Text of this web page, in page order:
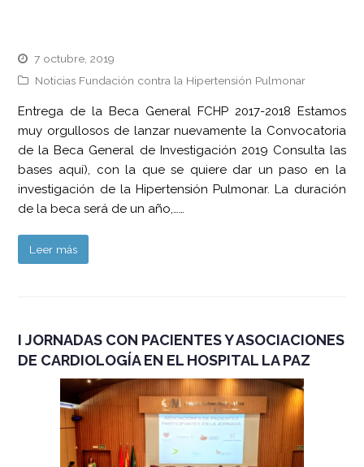
7 octubre, 2019
Noticias Fundación contra la Hipertensión Pulmonar
Entrega de la Beca General FCHP 2017-2018 Estamos
muy orgullosos de lanzar nuevamente la Convocatoria
de la Beca General de Investigación 2019 Consulta las
bases aquí), con la que se quiere dar un paso en la
investigación de la Hipertensión Pulmonar. La duración
de la beca será de un año,……
Leer más
I JORNADAS CON PACIENTES Y ASOCIACIONES
DE CARDIOLOGÍA EN EL HOSPITAL LA PAZ